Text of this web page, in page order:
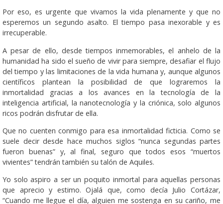
Por eso, es urgente que vivamos la vida plenamente y que no
esperemos un segundo asalto. El tiempo pasa inexorable y es
irrecuperable.
A pesar de ello, desde tiempos inmemorables, el anhelo de la
humanidad ha sido el sueño de vivir para siempre, desafiar el flujo
del tiempo y las limitaciones de la vida humana y, aunque algunos
científicos plantean la posibilidad de que lograremos la
inmortalidad gracias a los avances en la tecnología de la
inteligencia artificial, la nanotecnología y la criónica, solo algunos
ricos podrán disfrutar de ella.
Que no cuenten conmigo para esa inmortalidad ficticia. Como se
suele decir desde hace muchos siglos “nunca segundas partes
fueron buenas” y, al final, seguro que todos esos “muertos
vivientes” tendrán también su talón de Aquiles.
Yo solo aspiro a ser un poquito inmortal para aquellas personas
que aprecio y estimo. Ojalá que, como decía Julio Cortázar,
“Cuando me llegue el día, alguien me sostenga en su cariño, me